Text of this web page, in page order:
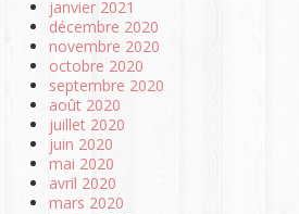
janvier 2021
décembre 2020
novembre 2020
octobre 2020
septembre 2020
août 2020
juillet 2020
juin 2020
mai 2020
avril 2020
mars 2020